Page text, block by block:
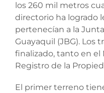
los 260 mil metros
directorio ha logrado
pertenecían a la
Guayaquil (JBG). Los
finalizado, tanto en el
Registro de la
El primer terreno